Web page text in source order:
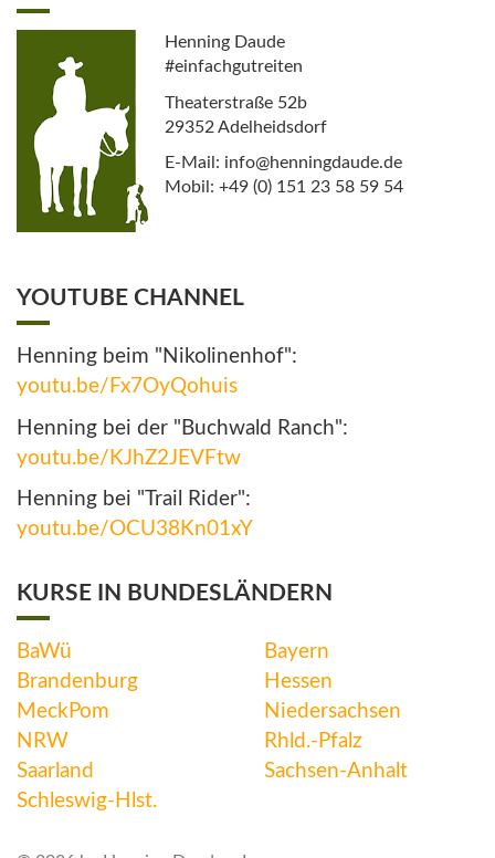
Henning Daude
#einfachgutreiten
Theaterstraße 52b
29352 Adelheidsdorf
E-Mail: info@henningdaude.de
Mobil: +49 (0) 151 23 58 59 54
YOUTUBE CHANNEL
Henning beim "Nikolinenhof":
youtu.be/Fx7OyQohuis
Henning bei der "Buchwald Ranch":
youtu.be/KJhZ2JEVFtw
Henning bei "Trail Rider":
youtu.be/OCU38Kn01xY
KURSE IN BUNDESLÄNDERN
BaWü
Bayern
Brandenburg
Hessen
MeckPom
Niedersachsen
NRW
Rhld.-Pfalz
Saarland
Sachsen-Anhalt
Schleswig-Hlst.